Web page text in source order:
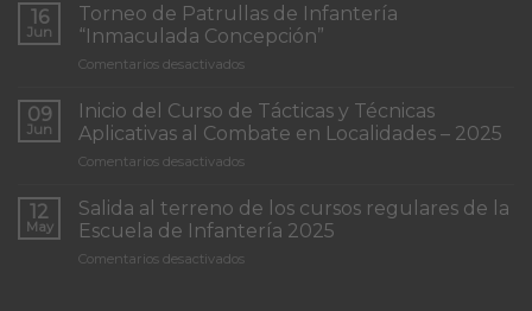
16
Jun
Torneo de Patrullas de Infantería
“Inmaculada Concepción”
Comentarios desactivados
Patrullas
de
Infantería
Concepción”
09
Jun
Inicio del Curso de Tácticas y Técnicas
Aplicativas al Combate en Localidades – 2025
Comentarios desactivados
del
Curso
de
Tácticas
12
May
Salida al terreno de los cursos regulares de la
Escuela de Infantería 2025
Comentarios desactivados